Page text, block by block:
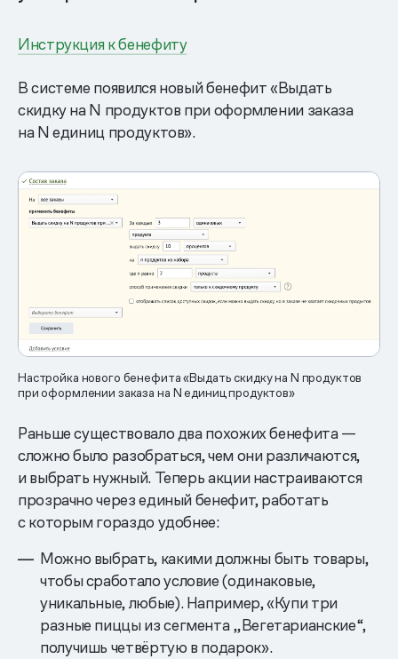
Инструкция к бенефиту
В системе появился новый бенефит «Выдать
скидку на N продуктов при оформлении заказа
на N единиц продуктов».
Настройка нового бенефита «Выдать скидку на N продуктов
при оформлении заказа на N единиц продуктов»
Раньше существовало два похожих бенефита —
сложно было разобраться, чем они различаются,
и выбрать нужный. Теперь акции настраиваются
прозрачно через единый бенефит, работать
с которым гораздо удобнее:
Можно выбрать, какими должны быть товары,
чтобы сработало условие (одинаковые,
уникальные, любые). Например, «Купи три
разные пиццы из сегмента „Вегетарианские“,
получишь четвёртую в подарок».